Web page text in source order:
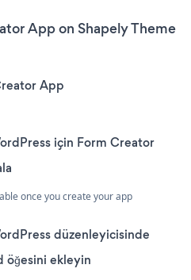
App on Shapely Theme
App
için Form Creator
once you create your app
düzenleyicisinde
öğesini ekleyin